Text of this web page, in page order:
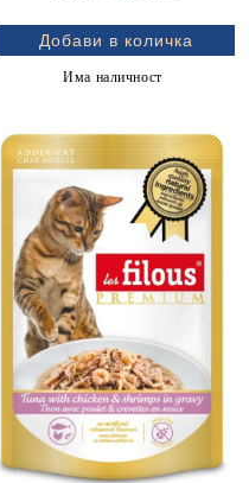
Има наличност